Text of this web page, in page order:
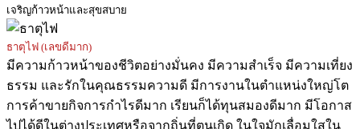
เจริญก้าวหน้าและสุขสบาย
ธาตุไฟ (เลขดีมาก)
มีความก้าวหน้าของชีวิตอย่างมั่นคง มีความสำเร็จ มีความเที่ยง
ธรรม และรักในคุณธรรมความดี มีการงานในตำแหน่งใหญ่โต
การค้าขายกิจการกำไรดีมาก เรียนก็ได้ทุนสมองดีมาก มีโอกาส
ไปได้ดีในต่างประเทศหรือจากถิ่นที่ตนเกิด ในใจมักเลื่อมใสใน